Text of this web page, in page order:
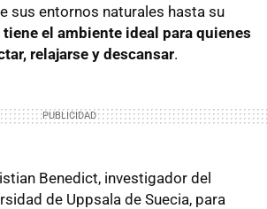
sus entornos naturales hasta su
tiene el ambiente ideal para quienes
relajarse y descansar.
Benedict, investigador del
de Uppsala de Suecia, para